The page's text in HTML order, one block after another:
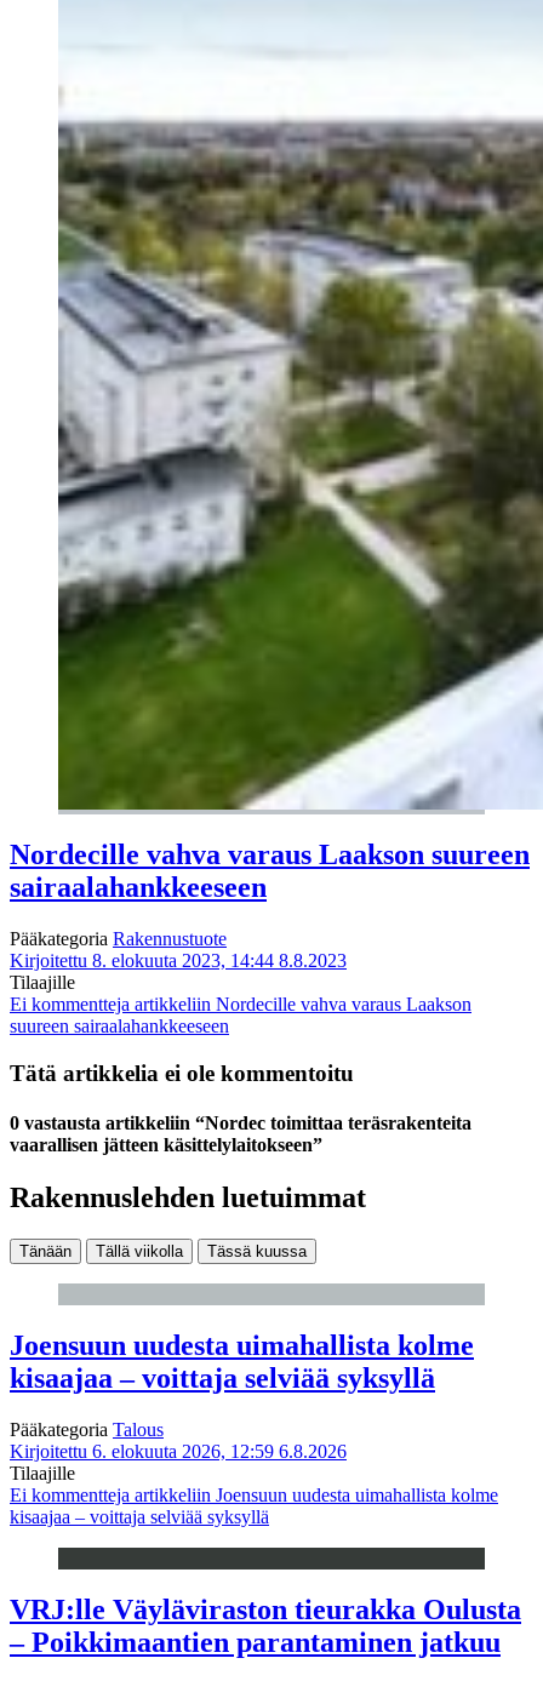
Nordecille vahva varaus Laakson suureen
sairaalahankkeeseen
Pääkategoria Rakennustuote
Kirjoitettu 8. elokuuta 2023, 14:44 8.8.2023
Tilaajille
Ei kommentteja artikkeliin Nordecille vahva varaus Laakson
suureen sairaalahankkeeseen
Tätä artikkelia ei ole kommentoitu
0 vastausta artikkeliin “Nordec toimittaa teräsrakenteita
vaarallisen jätteen käsittelylaitokseen”
Rakennuslehden luetuimmat
Tänään Tällä viikolla Tässä kuussa
Joensuun uudesta uimahallista kolme
kisaajaa – voittaja selviää syksyllä
Pääkategoria Talous
Kirjoitettu 6. elokuuta 2026, 12:59 6.8.2026
Tilaajille
Ei kommentteja artikkeliin Joensuun uudesta uimahallista kolme
kisaajaa – voittaja selviää syksyllä
VRJ:lle Väyläviraston tieurakka Oulusta
– Poikkimaantien parantaminen jatkuu